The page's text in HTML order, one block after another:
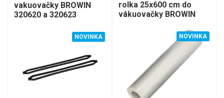
vakuovačky BROWIN
320620 a 320623
NOVINKA
rolka 25x600 cm do
vákuovačky BROWIN
NOVINKA